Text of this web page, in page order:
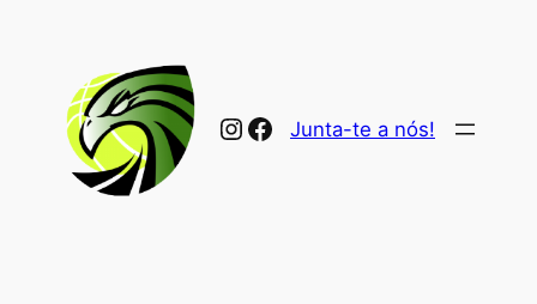
conteúdo
Instagram
Facebook
Junta-te a nós!